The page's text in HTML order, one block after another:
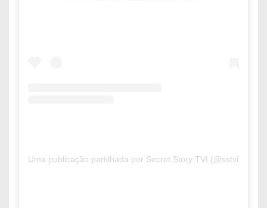
Uma publicação partilhada por Secret Story TVI (@sstvi)